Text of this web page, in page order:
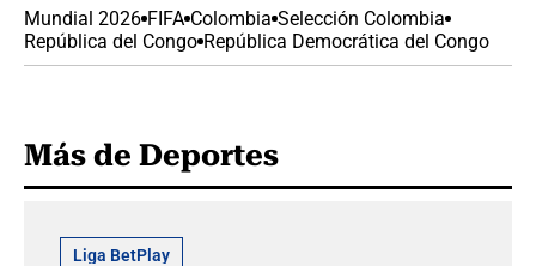
Mundial 2026 FIFA Colombia Selección Colombia
República del Congo República Democrática del Congo
Más de Deportes
Liga BetPlay